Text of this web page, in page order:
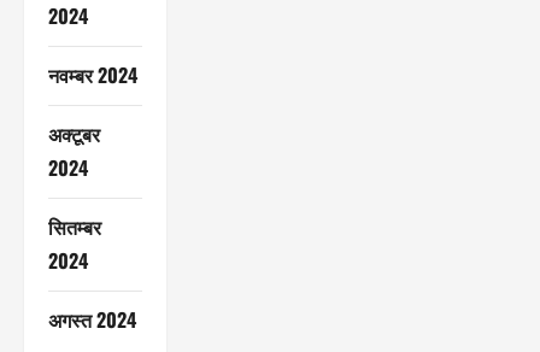
2024
नवम्बर 2024
अक्टूबर
2024
सितम्बर
2024
अगस्त 2024